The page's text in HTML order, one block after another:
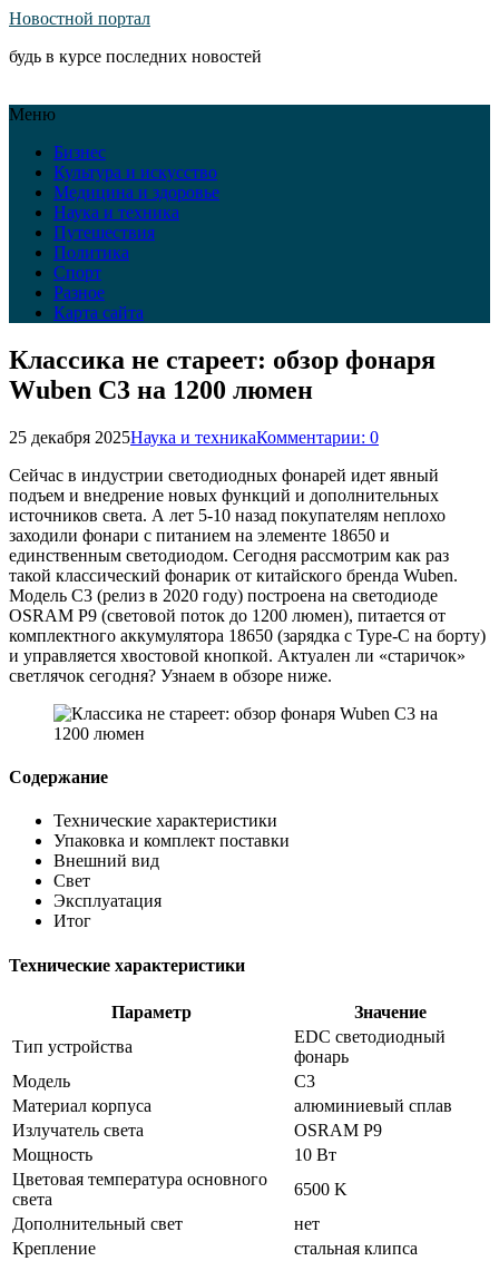
Новостной портал
будь в курсе последних новостей
Меню
Бизнес
Культура и искусство
Медицина и здоровье
Наука и техника
Путешествия
Политика
Спорт
Разное
Карта сайта
Классика не стареет: обзор фонаря
Wuben C3 на 1200 люмен
25 декабря 2025Наука и техникаКомментарии: 0
Сейчас в индустрии светодиодных фонарей идет явный
подъем и внедрение новых функций и дополнительных
источников света. А лет 5-10 назад покупателям неплохо
заходили фонари с питанием на элементе 18650 и
единственным светодиодом. Сегодня рассмотрим как раз
такой классический фонарик от китайского бренда Wuben.
Модель C3 (релиз в 2020 году) построена на светодиоде
OSRAM P9 (световой поток до 1200 люмен), питается от
комплектного аккумулятора 18650 (зарядка с Type-C на борту)
и управляется хвостовой кнопкой. Актуален ли «старичок»
светлячок сегодня? Узнаем в обзоре ниже.
Содержание
Технические характеристики
Упаковка и комплект поставки
Внешний вид
Свет
Эксплуатация
Итог
Технические характеристики
Параметр
Значение
Тип устройства
EDC светодиодный
фонарь
Модель
C3
Материал корпуса
алюминиевый сплав
Излучатель света
OSRAM P9
Мощность
10 Вт
Цветовая температура основного
света
6500 K
Дополнительный свет
нет
Крепление
стальная клипса